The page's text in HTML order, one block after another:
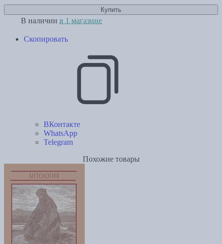
Купить
В наличии в 1 магазине
Скопировать
ВКонтакте
WhatsApp
Telegram
Похожие товары